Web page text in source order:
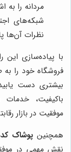
مردانه را
شبکه‌های
نظرات آن‌ها
با پیاده‌سازی این
فروشگاه خود را
بیشتری دست
باکیفیت، خدمات
موفقیت در بازار
همچنینپوشاک
نقش مهمی در